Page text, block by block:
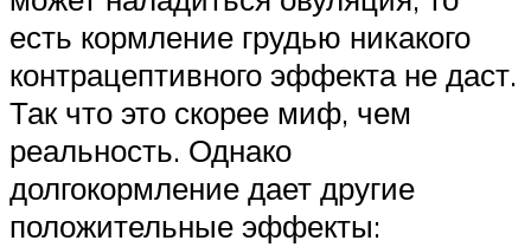
есть кормление грудью никакого
контрацептивного эффекта не даст.
Так что это скорее миф, чем
реальность. Однако
долгокормление дает другие
положительные эффекты: